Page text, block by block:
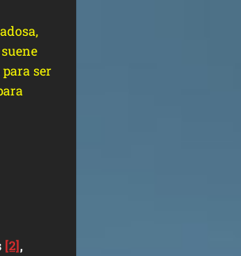
ser
[2],